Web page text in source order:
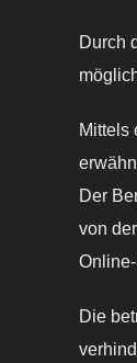
Durch
Mittels
Der
von
Die